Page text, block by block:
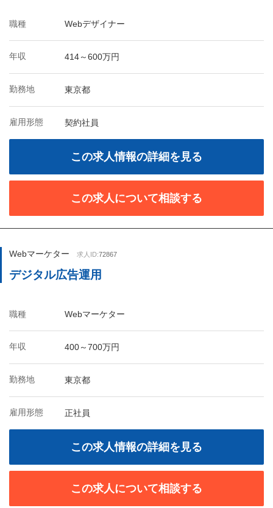
職種 Webデザイナー
年収 414～600万円
勤務地 東京都
雇用形態 契約社員
この求人情報の詳細を見る
この求人について相談する
Webマーケター 求人ID:72867
デジタル広告運用
職種 Webマーケター
年収 400～700万円
勤務地 東京都
雇用形態 正社員
この求人情報の詳細を見る
この求人について相談する